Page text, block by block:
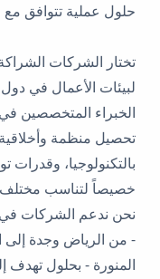
حلول عملية تتوافق مع
تختار الشركات
لبيئات الأعمال في
الخبراء المتخصصين
تحصيل منظمة
بالتكنولوجيا،
خصيصاً لتناسب
نحن ندعم الشركات في
- من الرياض وجدة إلى
المنورة - بحلول تهدف